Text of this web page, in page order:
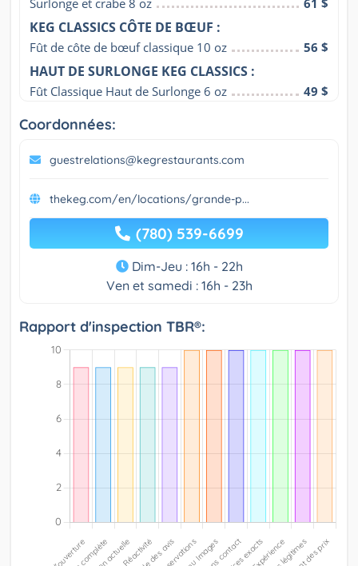
Surlonge et crabe 8 oz
61 $
KEG CLASSICS CÔTE DE BŒUF :
Fût de côte de bœuf classique 10 oz 56 $
HAUT DE SURLONGE KEG CLASSICS :
Fût Classique Haut de Surlonge 6 oz 49 $
Coordonnées:
guestrelations@kegrestaurants.com
thekeg.com/en/locations/grande-p...
(780) 539-6699
Dim-Jeu : 16h - 22h
Ven et samedi : 16h - 23h
Rapport d'inspection TBR®: